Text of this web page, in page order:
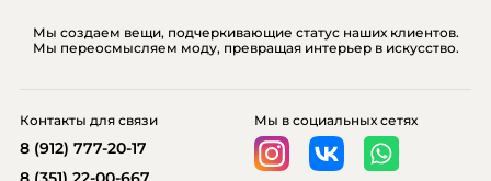
Мы создаем вещи, подчеркивающие статус наших клиентов.
Мы переосмысляем моду, превращая интерьер в искусство.
Мы в социальных сетях
Контакты для связи
8 (912) 777-20-17